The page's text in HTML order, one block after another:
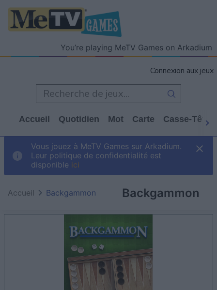
You’re playing MeTV Games on Arkadium
Connexion aux jeux
Accueil Quotidien Mot Carte Casse-Tête
Vous jouez à MeTV Games sur Arkadium.
Leur politique de confidentialité est
disponible ici
Backgammon
Accueil Backgammon